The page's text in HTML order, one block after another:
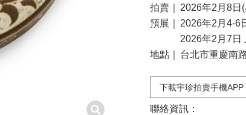
拍賣｜
2026年2月8日
預展｜
2026年2月4-6
2026年2月7日
地點｜
台北市重慶南
下載宇珍拍賣手機APP
聯絡資訊：